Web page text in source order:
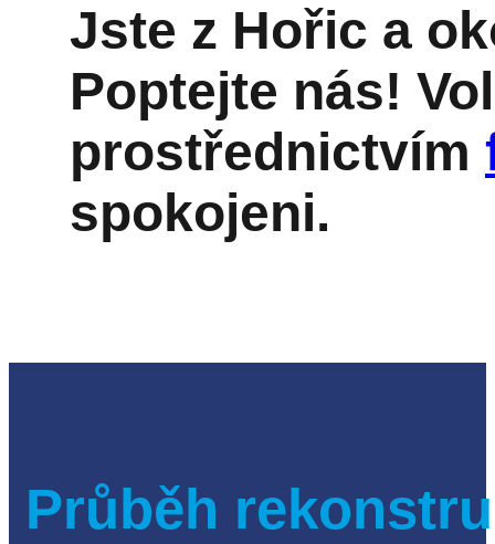
Jste z Hořic a
Poptejte nás!
prostřednictvím
spokojeni.
Průběh